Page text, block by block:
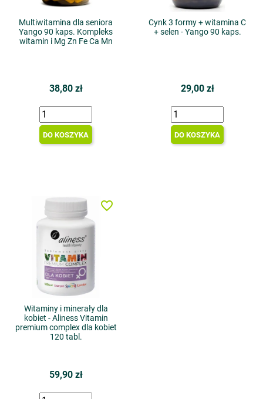
Multiwitamina dla seniora
Yango 90 kaps. Kompleks
witamin i Mg Zn Fe Ca Mn
38,80 zł
DO KOSZYKA
Cynk 3 formy + witamina C
+ selen - Yango 90 kaps.
29,00 zł
DO KOSZYKA
Witaminy i minerały dla
kobiet - Aliness Vitamin
premium complex dla kobiet
120 tabl.
59,90 zł
favorite_border